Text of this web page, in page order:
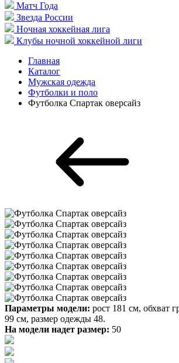
Матч Года
Звезда России
Ночная хоккейная лига
Клубы ночной хоккейной лиги
Главная
Каталог
Мужская одежда
Футболки и поло
Футболка Спартак оверсайз
Параметры модели: рост 181 см, обхват
99 см, размер одежды 48.
На модели надет размер: 50